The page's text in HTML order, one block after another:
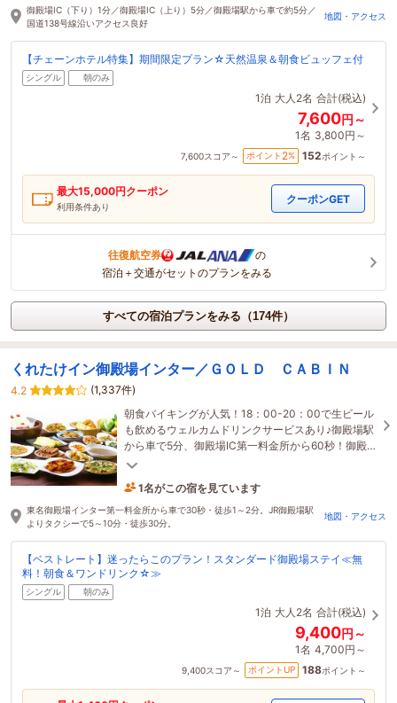
3時間前に予約されました
御殿場IC（下り）1分／御殿場IC（上り）5分／御殿場駅から車で約5分／
国道138号線沿いアクセス良好
地図・アクセス
【チェーンホテル特集】期間限定プラン☆天然温泉＆朝食ビュッフェ付
シングル 朝のみ
1泊 大人2名 合計(税込)
7,600円～
1名 3,800円～
7,600スコア～ ポイント 2% 152ポイント～
最大15,000円クーポン
利用条件あり
クーポンGET
往復航空券
の
宿泊＋交通がセットのプランをみる
すべての宿泊プランをみる（174件）
くれたけイン御殿場インター／ＧＯＬＤ ＣＡＢＩＮ
4.2
(1,337件)
朝食バイキングが人気！18：00-20：00で生ビール
も飲めるウェルカムドリンクサービスあり♪御殿場駅
から車で5分、御殿場IC第一料金所から60秒！御殿場
プレミアム・アウトレットまでは車で5分の好立地で
1名がこの宿を見ています
2時間前に予約されました
東名御殿場インター第一料金所から車で30秒・徒歩1～2分。JR御殿場駅
よりタクシーで5～10分・徒歩30分。
地図・アクセス
【ベストレート】迷ったらこのプラン！スタンダード御殿場ステイ≪無
料！朝食＆ワンドリンク☆≫
シングル 朝のみ
1泊 大人2名 合計(税込)
9,400円～
1名 4,700円～
9,400スコア～ ポイントUP 188ポイント～